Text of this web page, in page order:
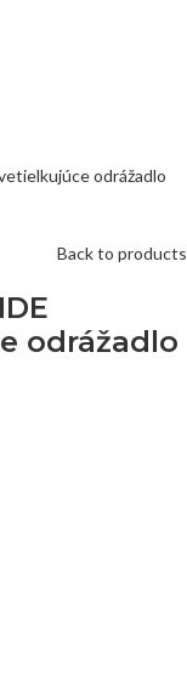
Back to products
odrážadlo